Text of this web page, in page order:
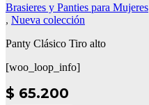
Brasieres y Panties para Mujeres
, Nueva colección
Panty Clásico Tiro alto
[woo_loop_info]
$ 65.200